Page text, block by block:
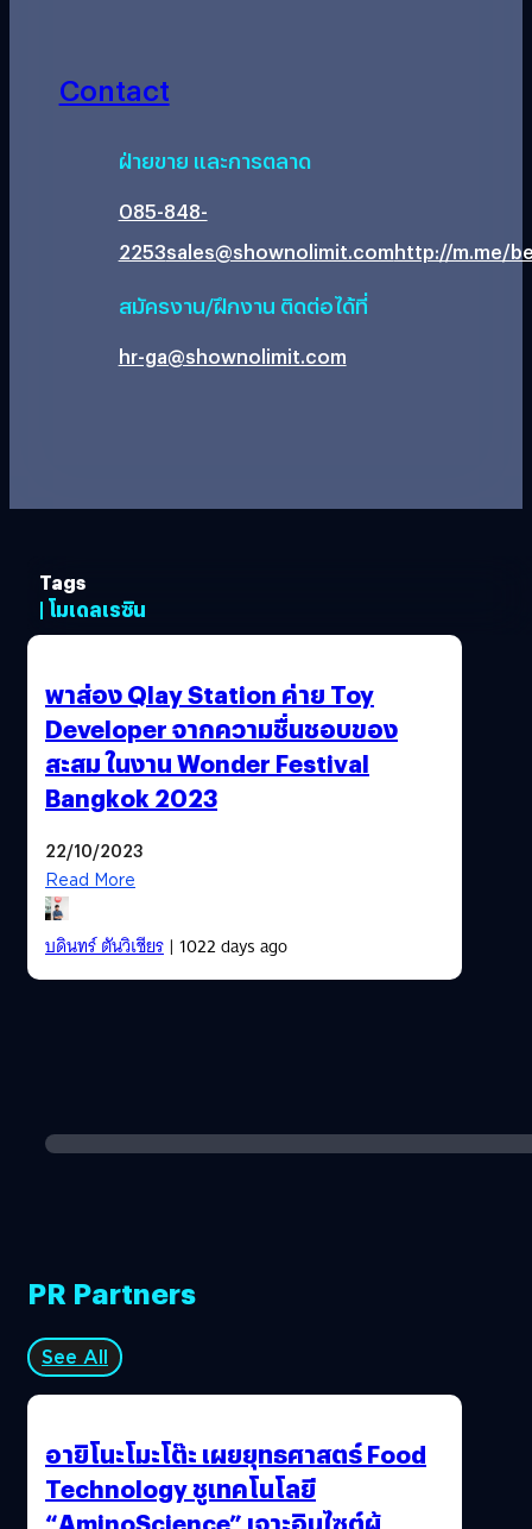
Contact
ฝ่ายขาย และการตลาด
085-848-
2253sales@shownolimit.comhttp://m.me/
สมัครงาน/ฝึกงาน ติดต่อได้ที่
hr-ga@shownolimit.com
Tags
| โมเดลเรซิน
พาส่อง Qlay Station ค่าย Toy
Developer จากความชื่นชอบของ
สะสม ในงาน Wonder Festival
Bangkok 2023
22/10/2023
Read More
บดินทร์ ตันวิเชียร| 1022 days ago
PR Partners
See All
อายิโนะโมะโต๊ะ เผยยุทธศาสตร์ Food
Technology ชูเทคโนโลยี